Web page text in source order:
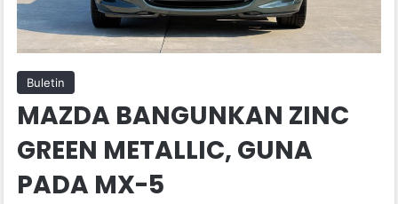
Buletin
MAZDA BANGUNKAN ZINC
GREEN METALLIC, GUNA
PADA MX-5